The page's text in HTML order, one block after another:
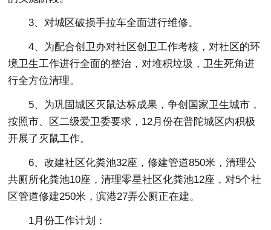
3、对城区破损手拉车全面进行维修。
4、为配合创卫办对社区创卫工作考核，对社区的环
境卫生工作进行全面的整治，对堆积垃圾，卫生死角进
行全方位清理。
5、为巩固城区灭鼠达标成果，争创国家卫生城市，
按照市、区二级爱卫委要求，12月份在普陀城区内积极
开展了灭鼠工作。
6、改建社区化粪池32座，修建管道850米，清理公
共厕所化粪池10座，清理零星社区化粪池12座，对5个社
区管道修建250米，滨港27弄公厕正在建。
1月份工作计划：